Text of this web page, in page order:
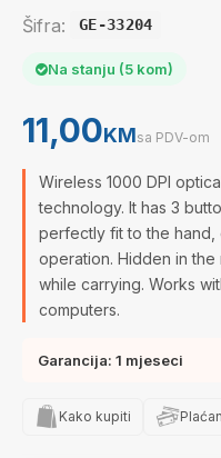
Šifra: GE-33204
Na stanju (5 kom)
11,00KMsa PDV-om
Wireless 1000 DPI
technology. It has 3
perfectly fit to the
operation. Hidden in
while carrying. Works
computers.
Garancija: 1 mjeseci
Kako kupiti